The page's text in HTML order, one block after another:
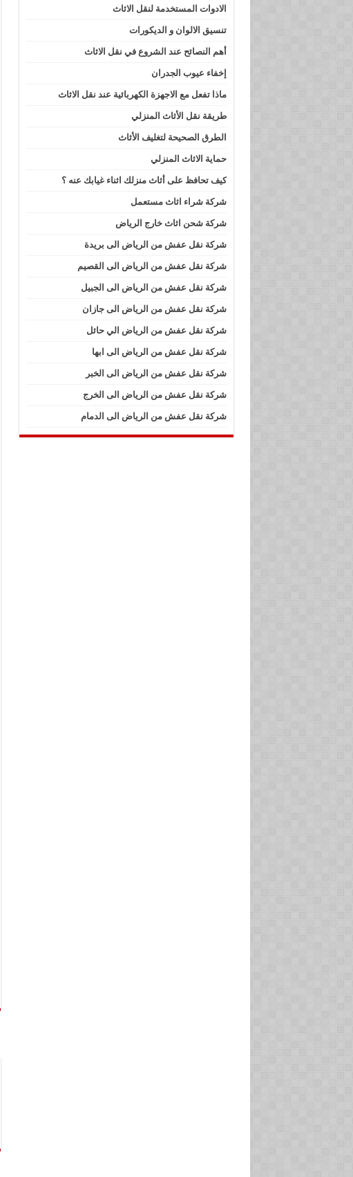
الادوات المستخدمة لنقل الاثاث
تنسيق الالوان و الديكورات
أهم النصائح عند الشروع في نقل الاثاث
إخفاء عيوب الجدران
ماذا تفعل مع الاجهزة الكهربائية عند نقل الاثاث
طريقة نقل الأثاث المنزلي
الطرق الصحيحة لتغليف الأثاث
حماية الاثاث المنزلي
كيف تحافظ على أثاث منزلك اثناء غيابك عنه ؟
شركة شراء اثاث مستعمل
شركة شحن اثاث خارج الرياض
شركة نقل عفش من الرياض الى بريدة
شركة نقل عفش من الرياض الى القصيم
شركة نقل عفش من الرياض الى الجبيل
شركة نقل عفش من الرياض الى جازان
شركة نقل عفش من الرياض الي حائل
شركة نقل عفش من الرياض الى ابها
شركة نقل عفش من الرياض الى الخبر
شركة نقل عفش من الرياض الى الخرج
شركة نقل عفش من الرياض الى الدمام